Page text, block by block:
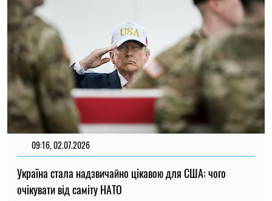
09:16, 02.07.2026
Україна стала надзвичайно цікавою для США: чого
очікувати від саміту НАТО